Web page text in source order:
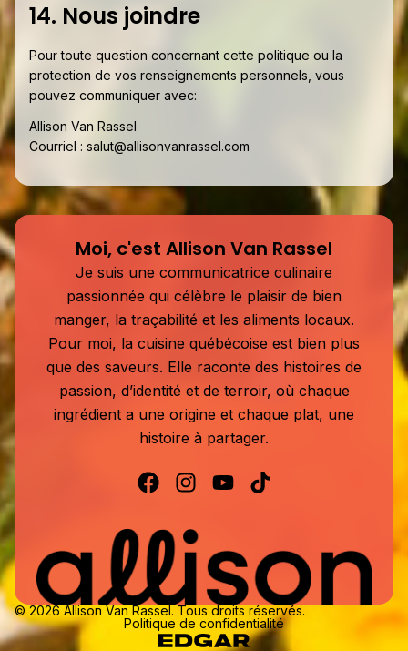
14. Nous joindre
Pour toute question concernant cette politique ou la
protection de vos renseignements personnels, vous
pouvez communiquer avec:
Allison Van Rassel
Courriel : salut@allisonvanrassel.com
Moi, c'est Allison Van Rassel
Je suis une communicatrice culinaire
passionnée qui célèbre le plaisir de bien
manger, la traçabilité et les aliments locaux.
Pour moi, la cuisine québécoise est bien plus
que des saveurs. Elle raconte des histoires de
passion, d’identité et de terroir, où chaque
ingrédient a une origine et chaque plat, une
histoire à partager.
© 2026 Allison Van Rassel. Tous droits réservés.
Politique de confidentialité